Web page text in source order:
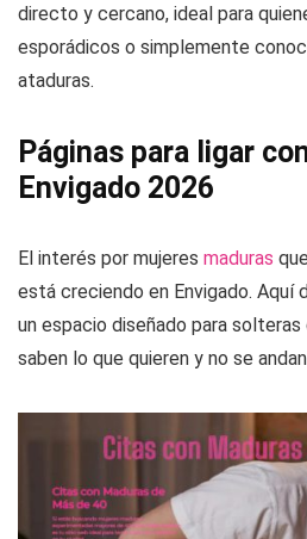
directo y cercano, ideal para
esporádicos o simplemente
ataduras.
Páginas para ligar
Envigado 2026
El interés por mujeres maduras
está creciendo en Envigado. Aquí
un espacio diseñado para
saben lo que quieren y no se